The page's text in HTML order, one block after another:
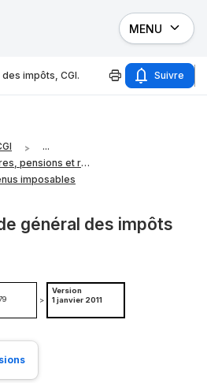
MENU
impôts, CGI. Suivre
...
V : Traitements, salaires, pensions et rentes viagères
imposables
général des impôts
>
Version
1 janvier 2011